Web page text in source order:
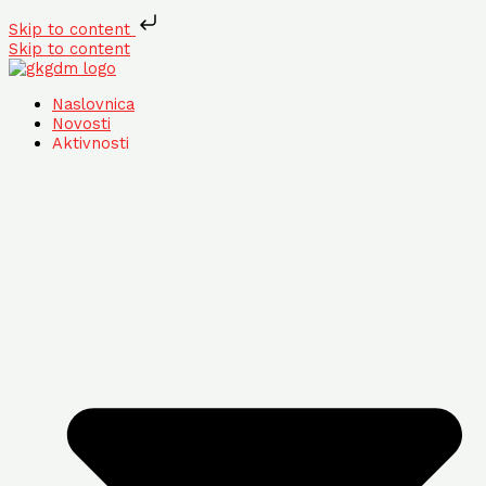
Skip to content
Skip to content
Naslovnica
Novosti
Aktivnosti